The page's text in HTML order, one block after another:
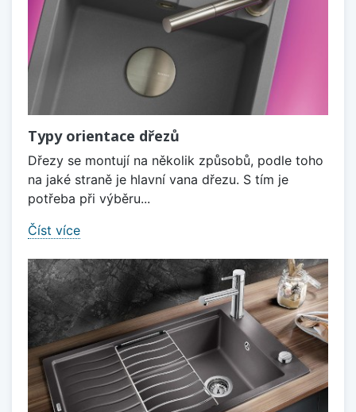
Typy orientace dřezů
Dřezy se montují na několik způsobů, podle toho
na jaké straně je hlavní vana dřezu. S tím je
potřeba při výběru...
Číst více